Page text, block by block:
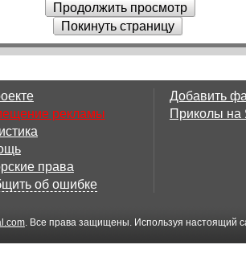
Продолжить просмотр
Покинуть страницу
рекламы
права
об ошибке
Добавить
Приколы
. Все права защищены. Используя настоящий